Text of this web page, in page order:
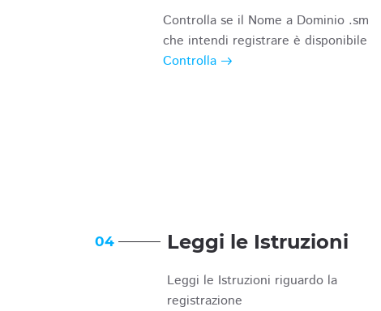
Controlla se il Nome a Dominio .sm
che intendi registrare è disponibile
Controlla
04 Leggi le Istruzioni
Leggi le Istruzioni riguardo la
registrazione